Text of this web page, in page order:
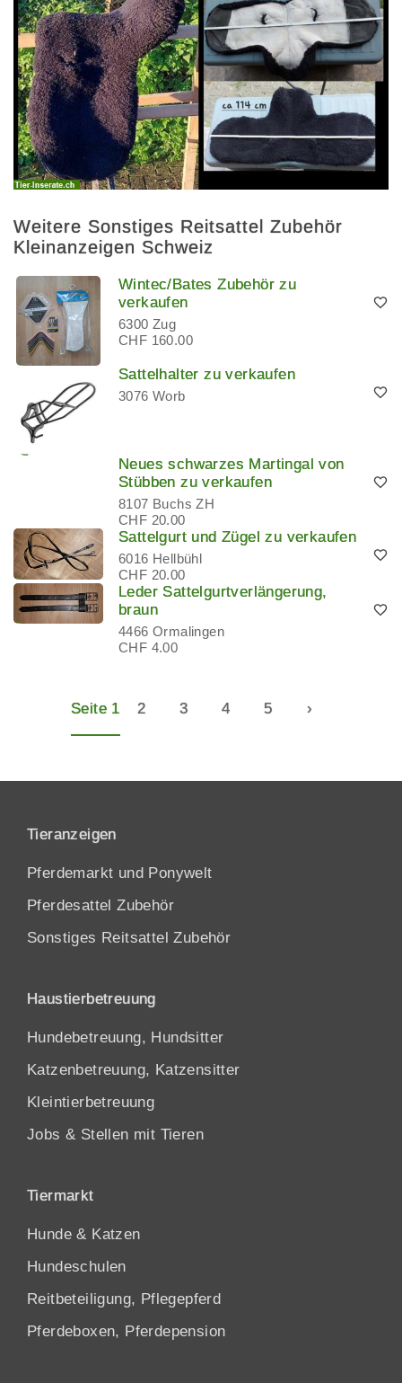
Weitere Sonstiges Reitsattel Zubehör
Kleinanzeigen Schweiz
Wintec/Bates Zubehör zu
verkaufen
6300 Zug
CHF 160.00
Sattelhalter zu verkaufen
3076 Worb
Neues schwarzes Martingal von
Stübben zu verkaufen
8107 Buchs ZH
CHF 20.00
Sattelgurt und Zügel zu verkaufen
6016 Hellbühl
CHF 20.00
Leder Sattelgurtverlängerung,
braun
4466 Ormalingen
CHF 4.00
Seite 1 2 3 4 5 ›
Tieranzeigen
Pferdemarkt und Ponywelt
Pferdesattel Zubehör
Sonstiges Reitsattel Zubehör
Haustierbetreuung
Hundebetreuung, Hundsitter
Katzenbetreuung, Katzensitter
Kleintierbetreuung
Jobs & Stellen mit Tieren
Tiermarkt
Hunde & Katzen
Hundeschulen
Reitbeteiligung, Pflegepferd
Pferdeboxen, Pferdepension